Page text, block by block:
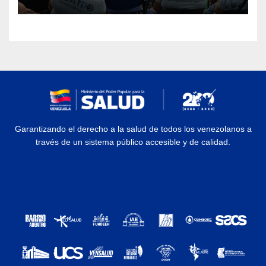
discapacidad
Garantizando el derecho a la salud de todos los venezolanos a
través de un sistema público accesible y de calidad.